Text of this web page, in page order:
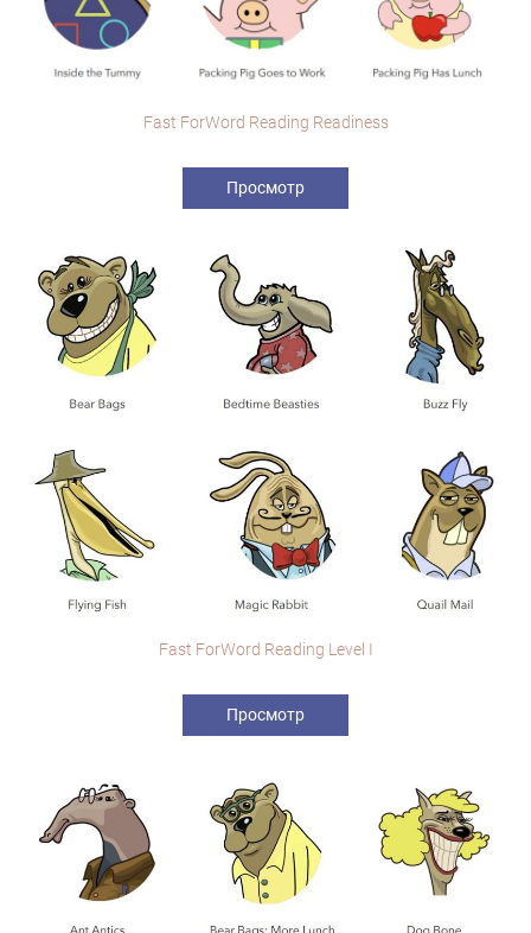
Fast ForWord Reading Readiness
Просмотр
Fast ForWord Reading Level I
Просмотр